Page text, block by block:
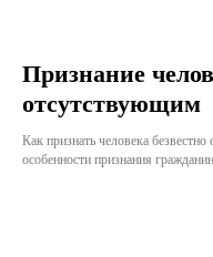
Признание
отсутствующим
Как признать человека
особенности признания